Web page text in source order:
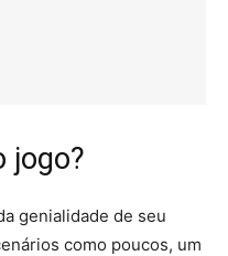
jogo?
genialidade de seu
como poucos, um